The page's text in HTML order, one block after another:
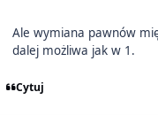
Ale wymiana pawnów
dalej możliwa jak w 1.
Cytuj